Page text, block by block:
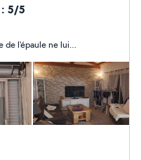
30 ans. Mes
tous types de
etc...) - Rénovation
et maison)
complet pour le
à tout type de
: 5/5
de l'épaule ne lui